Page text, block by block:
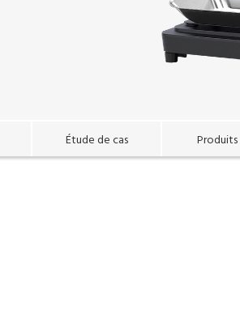
Étude de cas Produits